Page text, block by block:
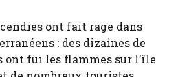
ont fait rage dans
: des dizaines de
ont fui les flammes sur l’île